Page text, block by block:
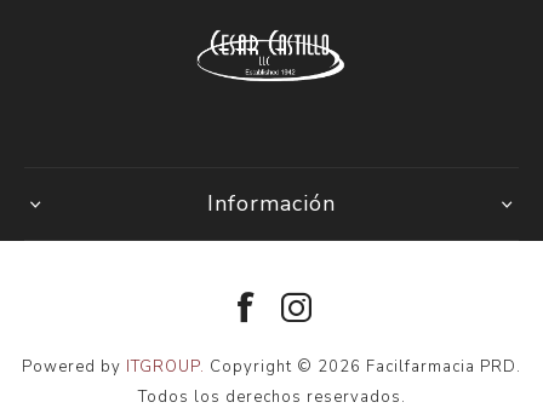
Información
Powered by ITGROUP. Copyright © 2026 Facilfarmacia PRD.
Todos los derechos reservados.